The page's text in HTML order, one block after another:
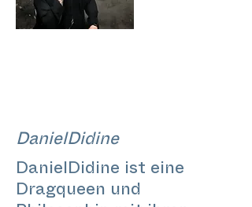
DanielDidine
DanielDidine ist eine
Dragqueen und